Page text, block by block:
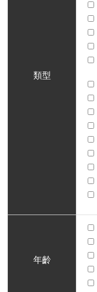
類型
年齡